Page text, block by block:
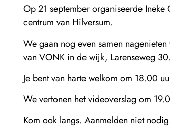
Op 21 september organiseerde
centrum van Hilversum.
We gaan nog even samen
van VONK in de wijk, Larenseweg 30.
Je bent van harte welkom om 18.00
We vertonen het videoverslag om
Kom ook langs. Aanmelden niet